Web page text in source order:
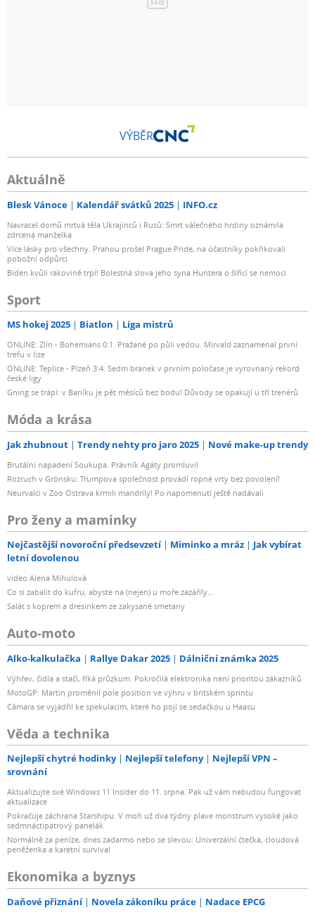
VÝBĚR
Aktuálně
Blesk Vánoce Kalendář svátků 2025 INFO.cz
Navracel domů mrtvá těla Ukrajinců i Rusů: Smrt válečného hrdiny oznámila
zdrcená manželka
Více lásky pro všechny. Prahou prošel Prague Pride, na účastníky pokřikovali
pobožní odpůrci
Biden kvůli rakovině trpí! Bolestná slova jeho syna Huntera o šířící se nemoci
Sport
MS hokej 2025 Biatlon Liga mistrů
ONLINE: Zlín - Bohemians 0:1. Pražané po půli vedou. Mirvald zaznamenal první
trefu v lize
ONLINE: Teplice - Plzeň 3:4. Sedm branek v prvním poločase je vyrovnaný rekord
české ligy
Gning se trápí: v Baníku je pět měsíců bez bodu! Důvody se opakují u tří trenérů
Móda a krása
Jak zhubnout Trendy nehty pro jaro 2025 Nové make-up trendy
Brutální napadení Soukupa. Právník Agáty promluvil
Rozruch v Grónsku: Trumpova společnost provádí ropné vrty bez povolení!
Neurvalci v Zoo Ostrava krmili mandrily! Po napomenutí ještě nadávali
Pro ženy a maminky
Nejčastější novoroční předsevzetí Miminko a mráz
Jak vybírat
letní dovolenou
video Alena Mihulová
Co si zabalit do kufru, abyste na (nejen) u moře zazářily...
Salát s koprem a dresinkem ze zakysané smetany
Auto-moto
Alko-kalkulačka Rallye Dakar 2025 Dálniční známka 2025
Výhřev, čidla a stačí, říká průzkum. Pokročilá elektronika není prioritou zákazníků
MotoGP: Martin proměnil pole position ve výhru v britském sprintu
Câmara se vyjádřil ke spekulacím, které ho pojí se sedačkou u Haasu
Věda a technika
Nejlepší chytré hodinky Nejlepší telefony
Nejlepší VPN –
srovnání
Aktualizujte své Windows 11 Insider do 11. srpna. Pak už vám nebudou fungovat
aktualizace
Pokračuje záchrana Starshipu. V moři už dva týdny plave monstrum vysoké jako
sedmnáctipatrový panelák
Normálně za peníze, dnes zadarmo nebo se slevou: Univerzální čtečka, cloudová
peněženka a karetní survival
Ekonomika a byznys
Daňové přiznání Novela zákoníku práce Nadace EPCG